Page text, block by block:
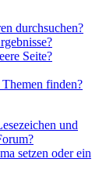
durchsuchen?
Seite?
finden?
und
setzen oder ein